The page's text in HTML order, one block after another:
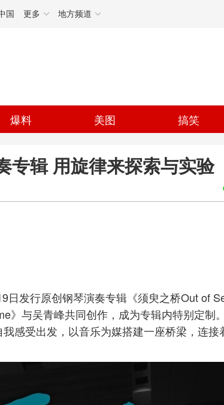
国 更多 地方频道
爆料 美图 搞笑
专辑 用旋律来探索与实验
日发行原创钢琴演奏专辑《须臾之桥Out of
》与吴青峰共同创作，成为专辑内特别定制
感受出发，以音乐为媒搭建一座桥梁，连接